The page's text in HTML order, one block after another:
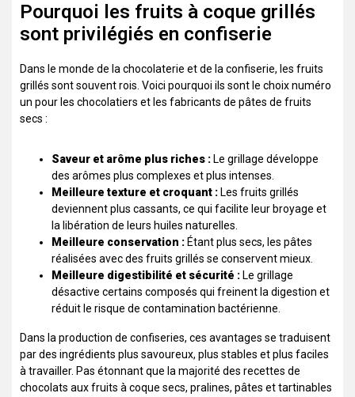
Pourquoi les fruits à coque grillés
sont privilégiés en confiserie
Dans le monde de la chocolaterie et de la confiserie, les fruits
grillés sont souvent rois. Voici pourquoi ils sont le choix numéro
un pour les chocolatiers et les fabricants de pâtes de fruits
secs :
Saveur et arôme plus riches : Le grillage développe
des arômes plus complexes et plus intenses.
Meilleure texture et croquant : Les fruits grillés
deviennent plus cassants, ce qui facilite leur broyage et
la libération de leurs huiles naturelles.
Meilleure conservation : Étant plus secs, les pâtes
réalisées avec des fruits grillés se conservent mieux.
Meilleure digestibilité et sécurité : Le grillage
désactive certains composés qui freinent la digestion et
réduit le risque de contamination bactérienne.
Dans la production de confiseries, ces avantages se traduisent
par des ingrédients plus savoureux, plus stables et plus faciles
à travailler. Pas étonnant que la majorité des recettes de
chocolats aux fruits à coque secs, pralines, pâtes et tartinables